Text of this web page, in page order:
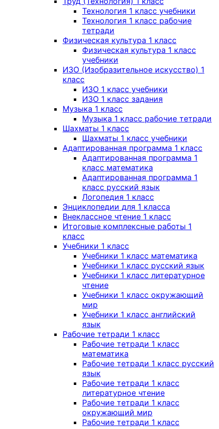
Технология 1 класс учебники
Технология 1 класс рабочие
тетради
Физическая культура 1 класс
Физическая культура 1 класс
учебники
ИЗО (Изобразительное искусство) 1
класс
ИЗО 1 класс учебники
ИЗО 1 класс задания
Музыка 1 класс
Музыка 1 класс рабочие тетради
Шахматы 1 класс
Шахматы 1 класс учебники
Адаптированная программа 1 класс
Адаптированная программа 1
класс математика
Адаптированная программа 1
класс русский язык
Логопедия 1 класс
Энциклопедии для 1 класса
Внеклассное чтение 1 класс
Итоговые комплексные работы 1
класс
Учебники 1 класс
Учебники 1 класс математика
Учебники 1 класс русский язык
Учебники 1 класс литературное
чтение
Учебники 1 класс окружающий
мир
Учебники 1 класс английский
язык
Рабочие тетради 1 класс
Рабочие тетради 1 класс
математика
Рабочие тетради 1 класс русский
язык
Рабочие тетради 1 класс
литературное чтение
Рабочие тетради 1 класс
окружающий мир
Рабочие тетради 1 класс